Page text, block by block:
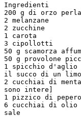
Ingredienti
200 g di orzo
2 melanzane
2 zucchine
1 carota
3 cipollotti
50 g scamorza
50 g provolone
1 spicchio d'aglio
il succo di un
2 cucchiai di
sono intere]
1 pizzico di
6 cucchiai di olio
sale